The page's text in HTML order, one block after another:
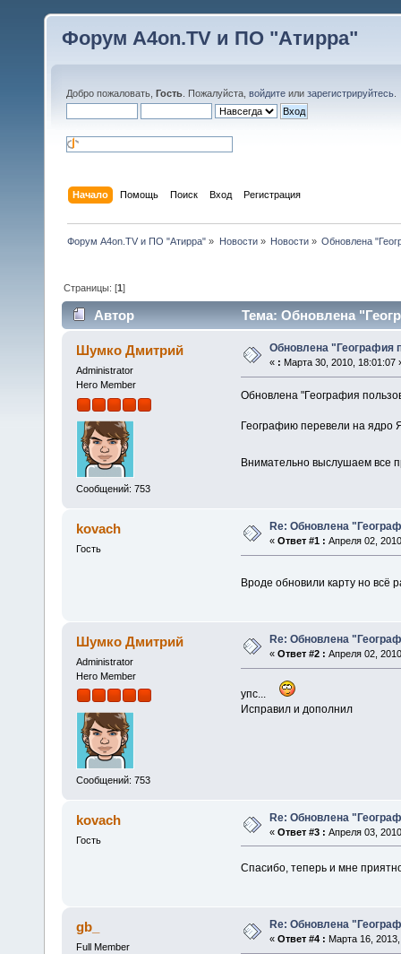
Форум A4on.TV и ПО "Атирра"
Добро пожаловать, Гость . Пожалуйста, войдите или зарегистрируйтесь
Начало Помощь Поиск Вход Регистрация
Форум A4on.TV и ПО "Атирра" » Новости» Новости» Обновлена
Страницы: [1]
Автор Тема: Обновлена
Шумко Дмитрий
Administrator
Hero Member
Сообщений: 753
Обновлена "География
« : Марта 30, 2010, 18:01:07
Обновлена "География
Географию перевели на ядро
Внимательно выслушаем все
kovach
Гость
Re: Обновлена
« Ответ #1 : Апреля 02,
Вроде обновили карту но всё
Шумко Дмитрий
Administrator
Hero Member
Сообщений: 753
Re: Обновлена
« Ответ #2 : Апреля 02,
упс...
Исправил и дополнил
kovach
Гость
Re: Обновлена
« Ответ #3 : Апреля 03,
Спасибо, теперь и мне
gb_
Full Member
Re: Обновлена
« Ответ #4 : Марта 16,